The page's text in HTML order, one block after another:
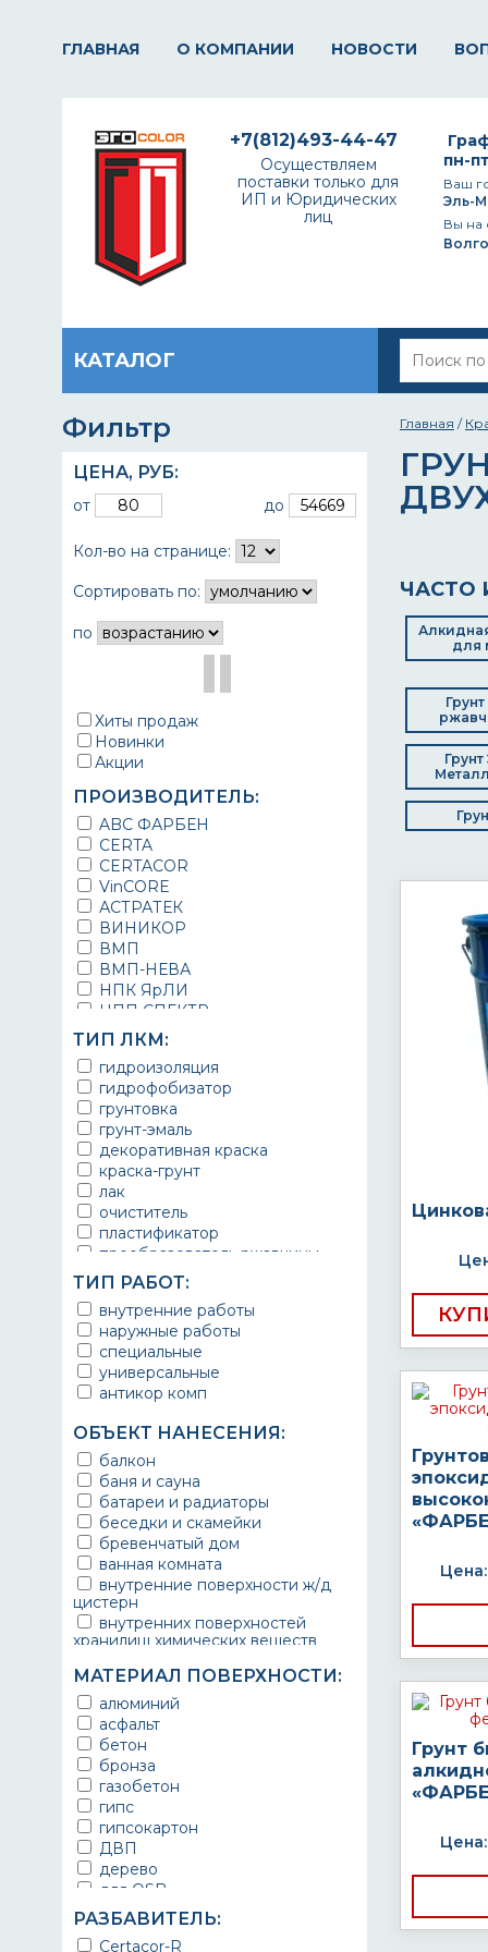
ГЛАВНАЯ О КОМПАНИИ НОВОСТИ
пн-
Ваш
Эль-
Вы на
+7(812)493-44-47
Осуществляем
поставки только для
ИП и Юридических
лиц
КАТАЛОГ
Фильтр
ЦЕНА, РУБ:
от до
Кол-во на странице:
Сортировать по:
по
Хиты продаж
Новинки
Акции
ПРОИЗВОДИТЕЛЬ:
ABC ФАРБЕН
CERTA
CERTACOR
VinCORE
АСТРАТЕК
ВИНИКОР
ВМП
ВМП-НЕВА
НПК ЯрЛИ
НПП СПЕКТР
НПФ ЭМАЛЬ
ТЕРМА
УРЕПЛЕН
ТИП ЛКМ:
гидроизоляция
гидрофобизатор
грунтовка
грунт-эмаль
декоративная краска
краска-грунт
лак
очиститель
пластификатор
преобразователь ржавчины
эмаль
Краска
Покрытие
грунт эмаль
защитное покрытие
ТИП РАБОТ:
внутренние работы
наружные работы
специальные
универсальные
антикор комп
ОБЪЕКТ НАНЕСЕНИЯ:
балкон
баня и сауна
батареи и радиаторы
беседки и скамейки
бревенчатый дом
ванная комната
внутренние поверхности ж/д
цистерн
внутренних поверхностей
хранилищ химических веществ
ворота
выхлопные системы
автомобилей
газопроводы
гараж
гидротехнические сооружения
городской транспорт
грузовые вагоны
двери металлические
детали двигателей
детали машин
для автомобилей
для бассейна
МАТЕРИАЛ ПОВЕРХНОСТИ:
алюминий
асфальт
бетон
бронза
газобетон
гипс
гипсокартон
ДВП
дерево
для OSB
для бетона
для гипса
РАЗБАВИТЕЛЬ:
Certacor-R
Главная /
ЧАСТО
для
Цена:
Грунт
Цена: